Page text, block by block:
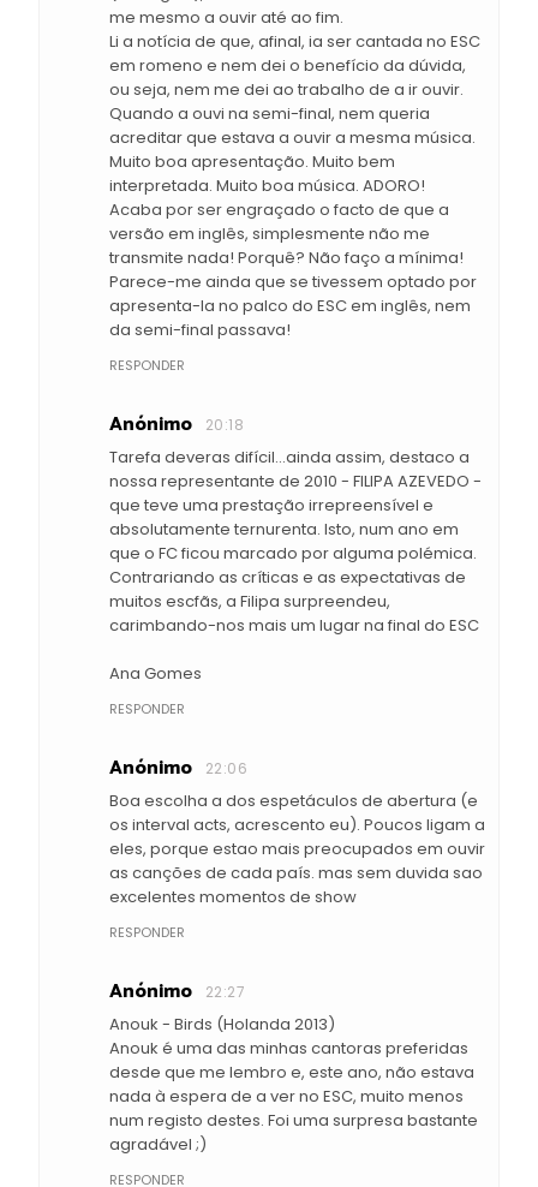
me mesmo a ouvir até ao fim.
Li a notícia de que, afinal, ia ser cantada no ESC
em romeno e nem dei o benefício da dúvida,
ou seja, nem me dei ao trabalho de a ir ouvir.
Quando a ouvi na semi-final, nem queria
acreditar que estava a ouvir a mesma música.
Muito boa apresentação. Muito bem
interpretada. Muito boa música. ADORO!
Acaba por ser engraçado o facto de que a
versão em inglês, simplesmente não me
transmite nada! Porquê? Não faço a mínima!
Parece-me ainda que se tivessem optado por
apresenta-la no palco do ESC em inglês, nem
da semi-final passava!
RESPONDER
Anónimo 20:18
Tarefa deveras difícil...ainda assim, destaco a
nossa representante de 2010 - FILIPA AZEVEDO -
que teve uma prestação irrepreensível e
absolutamente ternurenta. Isto, num ano em
que o FC ficou marcado por alguma polémica.
Contrariando as críticas e as expectativas de
muitos escfãs, a Filipa surpreendeu,
carimbando-nos mais um lugar na final do ESC
Ana Gomes
RESPONDER
Anónimo 22:06
Boa escolha a dos espetáculos de abertura (e
os interval acts, acrescento eu). Poucos ligam a
eles, porque estao mais preocupados em ouvir
as canções de cada país. mas sem duvida sao
excelentes momentos de show
RESPONDER
Anónimo 22:27
Anouk - Birds (Holanda 2013)
Anouk é uma das minhas cantoras preferidas
desde que me lembro e, este ano, não estava
nada à espera de a ver no ESC, muito menos
num registo destes. Foi uma surpresa bastante
agradável ;)
RESPONDER